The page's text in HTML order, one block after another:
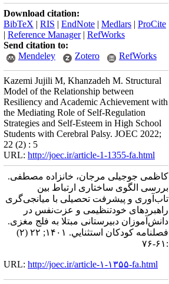
Download citation:
BibTeX | RIS | EndNote | Medlars | ProCite
| Reference Manager| RefWorks
Send citation to:
Mendeley
Zotero RefWorks
Kazemi Jujili M, Khanzadeh M. Structural
Model of the Relationship between
Resiliency and Academic Achievement with
the Mediating Role of Self-Regulation
Strategies and Self-Esteem in High School
Students with Cerebral Palsy. JOEC 2022;
22 (2) : 5
URL: http://joec.ir/article-1-1355-fa.html
کاظمی جوجیلی مرجان، خانزاده مصطفی.
بررسی الگوی ساختاری ارتباط بین
تاب‌آوری و پیشرفت تحصیلی با میانجی‌گری
راهبردهای خود‌تنظیمی و عزت‌نفس در
دانش‌آموزان دبیرستانی مبتلا به فلج مغزی.
فصلنامه كودكان استثنايي. ۱۴۰۱; ۲۲ (۲)
:۶۱-۷۶
URL: http://joec.ir/article-۱-۱۳۵۵-fa.html